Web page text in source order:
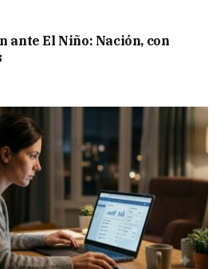
ante El Niño: Nación, con